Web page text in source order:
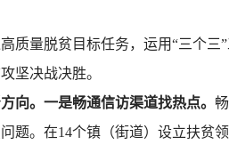
质量脱贫目标任务，运用“三个三
坚决战决胜。
向。一是畅通信访渠道找热点。
题。在14个镇（街道）设立扶贫